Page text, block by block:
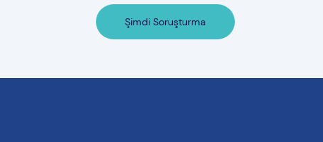
Şimdi Soruşturma